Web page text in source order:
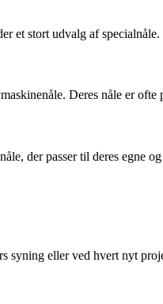
et stort udvalg af
Deres nåle er
der passer til deres egne
syning eller ved hvert nyt